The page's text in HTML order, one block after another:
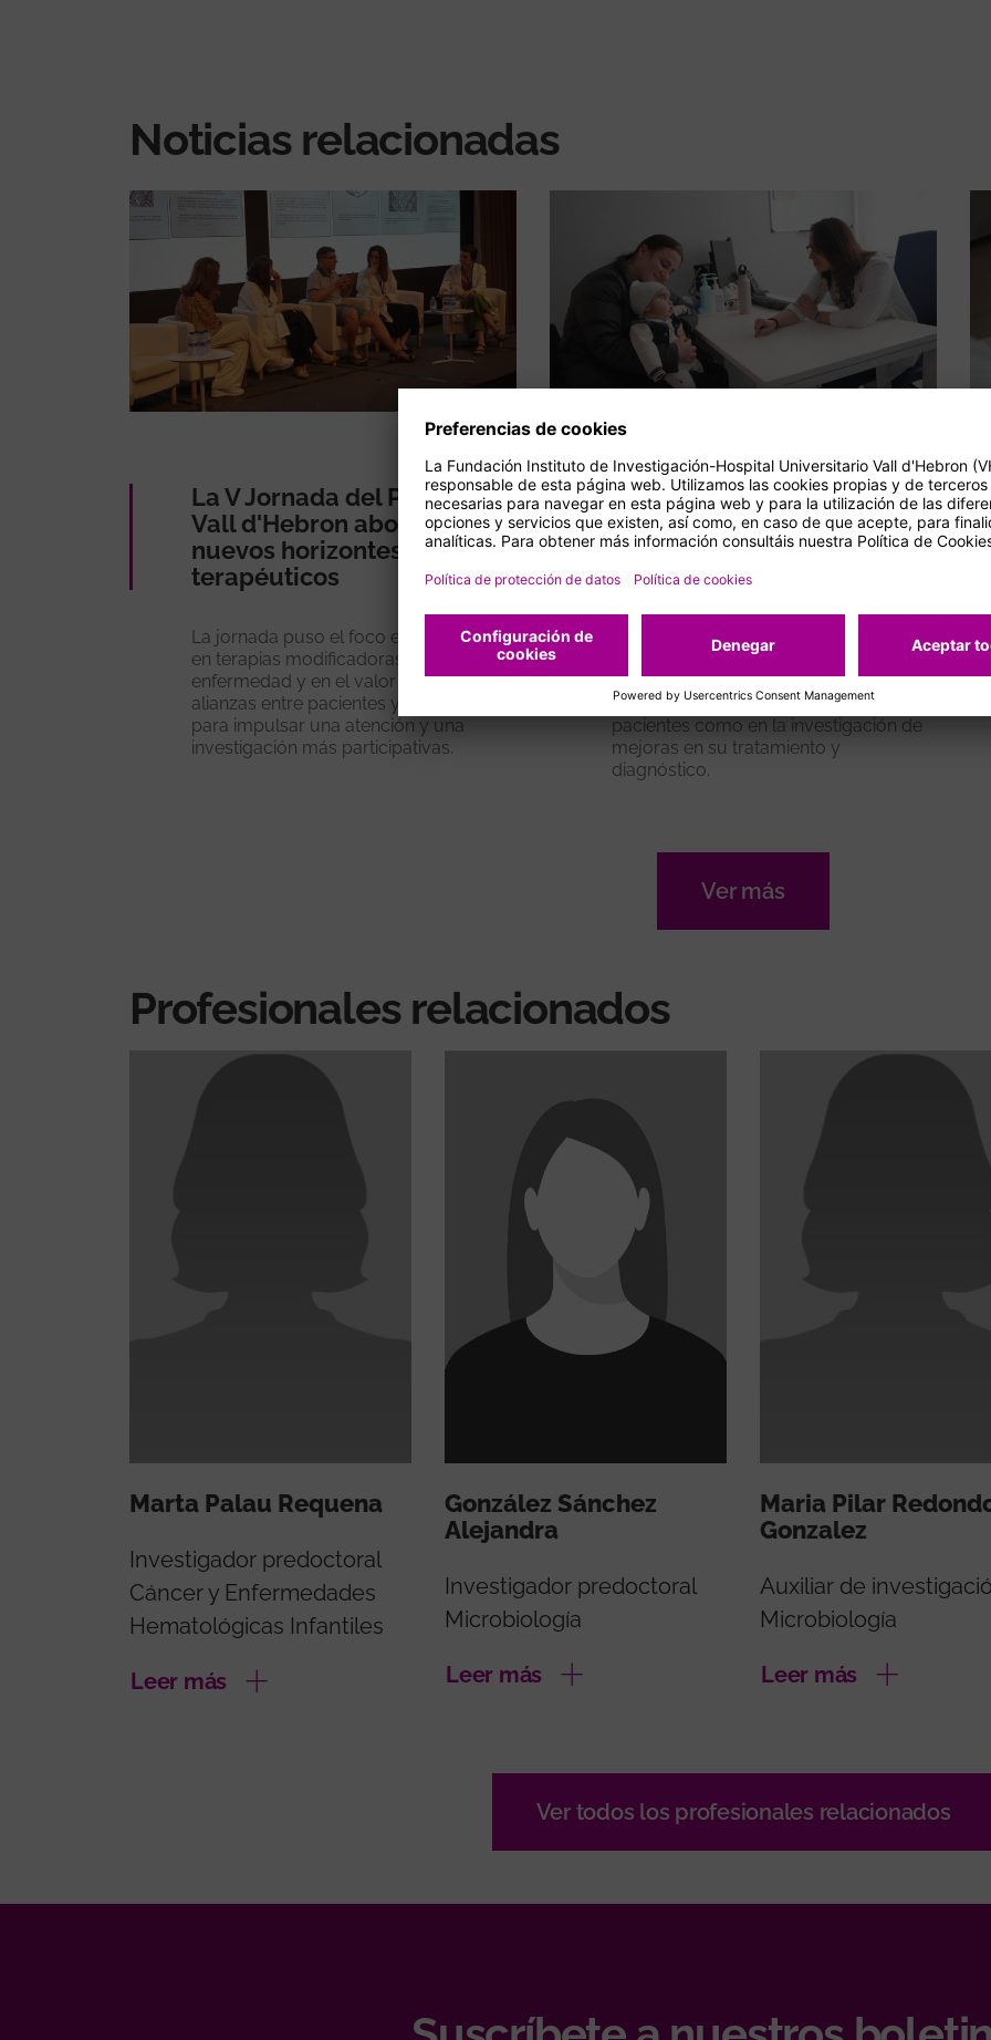
Noticias relacionadas
La V Jornada del Parkinson
Vall d'Hebron aborda los
nuevos horizontes
terapéuticos
La jornada puso el foco en los avances
en terapias modificadoras de la
enfermedad y en el valor de las
alianzas entre pacientes y profesionales
para impulsar una atención y una
investigación más participativas.
El valor del cribado
neonatal y la investigación,
en la Jornada de las
Enfermedades Minori
Vall d'Hebron es un centro de
referencia en enfermedades
minoritarias tanto a escala estatal como
internacional, tanto en la asistencia a los
pacientes como en la investigación de
mejoras en su tratamiento y
diagnóstico.
Ver más
Profesionales relacionados
Marta Palau Requena
Investigador predoctoral
Cáncer y Enfermedades
Hematológicas Infantiles
Leer más
González Sánchez
Alejandra
Investigador predoctoral
Microbiología
Leer más
Maria Pilar
Gonzalez
Auxiliar de
Microbiología
Leer más
Ver todos los profesionales relacionados